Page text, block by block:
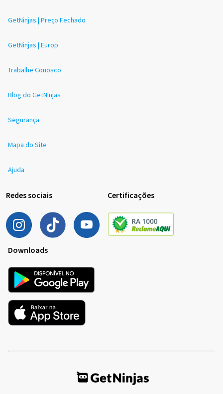
GetNinjas | Preço Fechado
GetNinjas | Europ
Trabalhe Conosco
Blog do GetNinjas
Segurança
Mapa do Site
Ajuda
Redes sociais Certificações
Downloads